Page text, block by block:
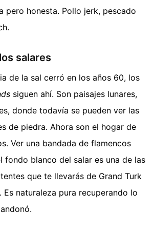
pero honesta. Pollo jerk, pescado
salares
de la sal cerró en los años 60, los
siguen ahí. Son paisajes lunares,
donde todavía se pueden ver las
de piedra. Ahora son el hogar de
Ver una bandada de flamencos
fondo blanco del salar es una de las
que te llevarás de Grand Turk
Es naturaleza pura recuperando lo